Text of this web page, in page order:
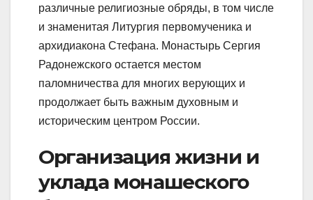
различные религиозные обряды, в том числе
и знаменитая Литургия первомученика и
архидиакона Стефана. Монастырь Сергия
Радонежского остается местом
паломничества для многих верующих и
продолжает быть важным духовным и
историческим центром России.
Организация жизни и
уклада монашеского